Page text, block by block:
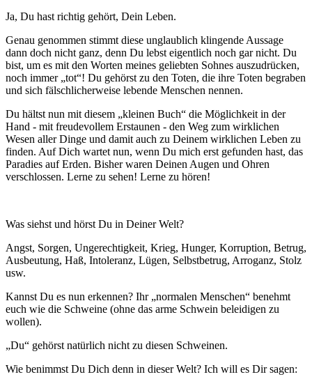
Ja, Du hast richtig gehört, Dein Leben.
Genau genommen stimmt diese unglaublich klingende Aussage
dann doch nicht ganz, denn Du lebst eigentlich noch gar nicht. Du
bist, um es mit den Worten meines geliebten Sohnes auszudrücken,
noch immer „tot“! Du gehörst zu den Toten, die ihre Toten begraben
und sich fälschlicherweise lebende Menschen nennen.
Du hältst nun mit diesem „kleinen Buch“ die Möglichkeit in der
Hand - mit freudevollem Erstaunen - den Weg zum wirklichen
Wesen aller Dinge und damit auch zu Deinem wirklichen Leben zu
finden. Auf Dich wartet nun, wenn Du mich erst gefunden hast, das
Paradies auf Erden. Bisher waren Deinen Augen und Ohren
verschlossen. Lerne zu sehen! Lerne zu hören!
Was siehst und hörst Du in Deiner Welt?
Angst, Sorgen, Ungerechtigkeit, Krieg, Hunger, Korruption, Betrug,
Ausbeutung, Haß, Intoleranz, Lügen, Selbstbetrug, Arroganz, Stolz
usw.
Kannst Du es nun erkennen? Ihr „normalen Menschen“ benehmt
euch wie die Schweine (ohne das arme Schwein beleidigen zu
wollen).
„Du“ gehörst natürlich nicht zu diesen Schweinen.
Wie benimmst Du Dich denn in dieser Welt? Ich will es Dir sagen: